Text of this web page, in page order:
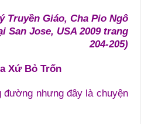
Giáo, Cha Pio Ngô
San Jose, USA 2009 trang
204-205)
Xứ Bỏ Trốn
đường nhưng đây là chuyện